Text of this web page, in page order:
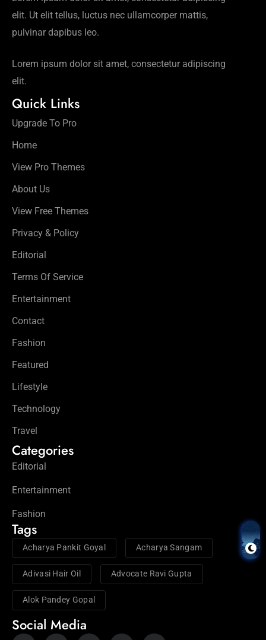
elit. Ut elit tellus, luctus nec ullamcorper mattis,
pulvinar dapibus leo.
Lorem ipsum dolor sit amet, consectetur adipiscing
elit.
Quick Links
Upgrade To Pro
Home
View Pro Themes
About Us
View Free Themes
Privacy & Policy
Editorial
Terms Of Service
Entertainment
Contact
Fashion
Featured
Lifestyle
Technology
Travel
Categories
Editorial
Entertainment
Fashion
Tags
Acharya Pankit Goyal Acharya Sangam
Adivasi Hair Oil Advocate Ravi Gupta
Alok Pandey Gopal
Social Media